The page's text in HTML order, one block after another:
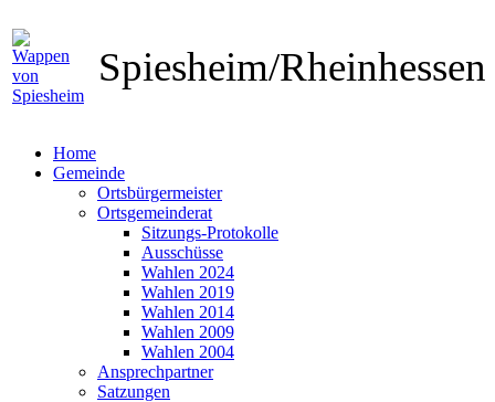
Spiesheim/
Home
Gemeinde
Ortsbürgermeister
Ortsgemeinderat
Sitzungs-Protokolle
Ausschüsse
Wahlen 2024
Wahlen 2019
Wahlen 2014
Wahlen 2009
Wahlen 2004
Ansprechpartner
Satzungen